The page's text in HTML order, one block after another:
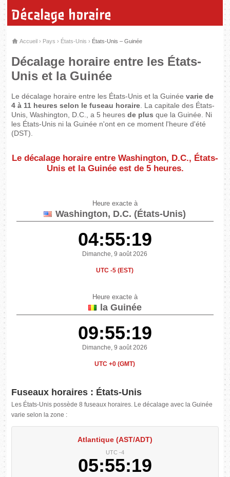
Décalage horaire
Accueil › Pays › États-Unis › États-Unis – Guinée
Décalage horaire entre les États-
Unis et la Guinée
Le décalage horaire entre les États-Unis et la Guinéevarie de
4 à 11 heures selon le fuseau horaire . La capitale des États-
Unis, Washington, D.C., a 5 heuresde plus que la Guinée. Ni
les États-Unis ni la Guinée n'ont en ce moment l'heure d'été
(DST).
Le décalage horaire entre Washington, D.C., États-
Unis et la Guinée est de 5 heures.
Heure exacte à
Washington, D.C. (États-Unis)
04:55:20
Dimanche, 9 août 2026
UTC -5 (EST)
Heure exacte à
la Guinée
09:55:20
Dimanche, 9 août 2026
UTC +0 (GMT)
Fuseaux horaires : États-Unis
Les États-Unis possède 8 fuseaux horaires. Le décalage avec la Guinée
varie selon la zone :
Atlantique (AST/ADT)
UTC -4
05:55:20